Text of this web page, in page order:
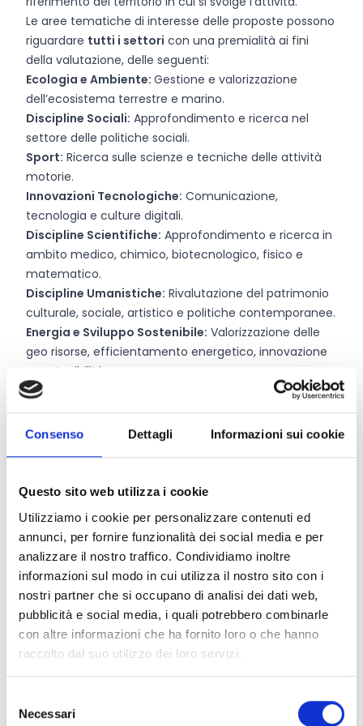
Consenso Dettagli Informazioni sui cookie
Questo sito web utilizza i cookie
Utilizziamo i cookie per personalizzare contenuti ed
annunci, per fornire funzionalità dei social media e per
analizzare il nostro traffico. Condividiamo inoltre
informazioni sul modo in cui utilizza il nostro sito con i
nostri partner che si occupano di analisi dei dati web,
pubblicità e social media, i quali potrebbero combinarle
con altre informazioni che ha fornito loro o che hanno
raccolto dal suo utilizzo dei loro servizi.
delNecessari
Le aree tematiche di interesse delle proposte possono
riguardare tutti i settori con una premialità ai fini
della valutazione, delle seguenti:
Ecologia e Ambiente: Gestione e valorizzazione
dell’ecosistema terrestre e marino.
Discipline Sociali: Approfondimento e ricerca nel
settore delle politiche sociali.
Sport: Ricerca sulle scienze e tecniche delle attività
motorie.
Innovazioni Tecnologiche: Comunicazione,
tecnologia e culture digitali.
Discipline Scientifiche: Approfondimento e ricerca in
ambito medico, chimico, biotecnologico, fisico e
matematico.
Discipline Umanistiche: Rivalutazione del patrimonio
culturale, sociale, artistico e politiche contemporanee.
Energia e Sviluppo Sostenibile: Valorizzazione delle
geo risorse, efficientamento energetico, innovazione
e sostenibilità
Ciascun progetto presentato dai soggetti proponenti
dovrà fare riferimento ad una sola delle 2 Linee di
Azione precedentemente indicate e includere tutte le
I soggetti ammessi a presentare proposte (destinatari
del successivo finanziamento) sonolaureati(laurea
triennale; laurea magistrale) olaureandi(è
considerato laureando chi ha presentato la domanda
di laurea e ha acquisito il 96% – arrotondato per
difetto – dei crediti previsti dal proprio corso, esclusi i
crediti previsti per la prova finale) ediplomati ITS
siano in possesso anche degli ulteriori seguenti
cittadini italiani e stranieri, di età compresa tra 18 anni